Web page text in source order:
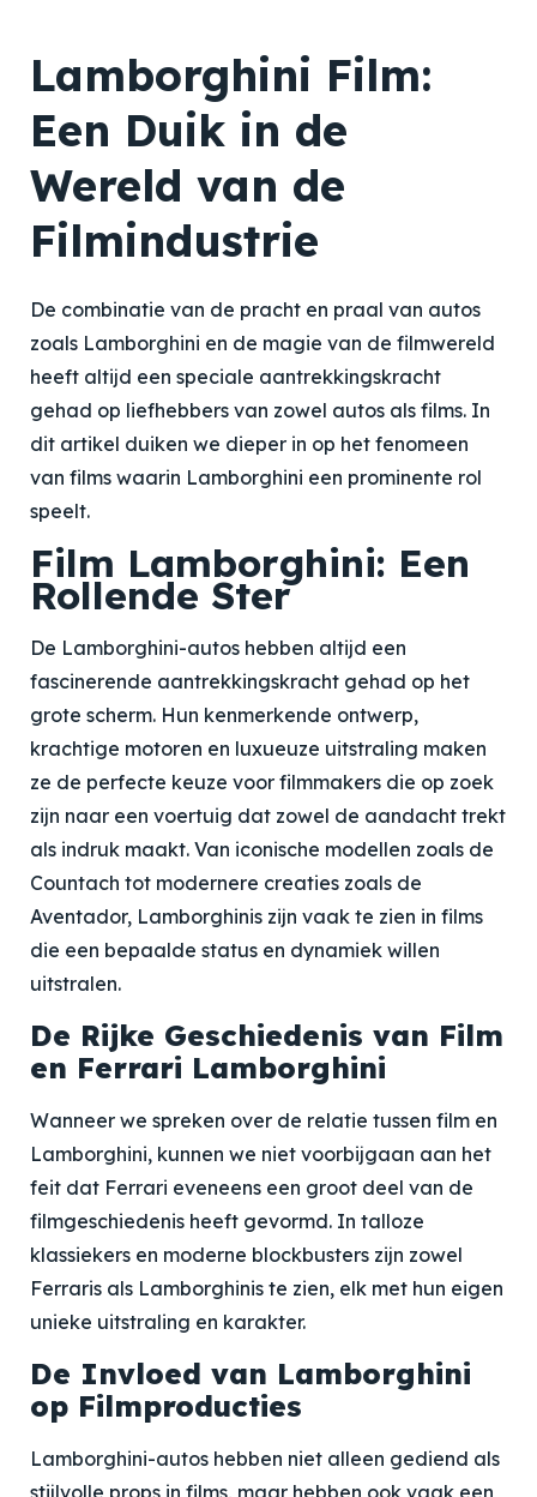
Lamborghini Film:
Een Duik in de
Wereld van de
Filmindustrie
De combinatie van de pracht en praal van autos
zoals Lamborghini en de magie van de filmwereld
heeft altijd een speciale aantrekkingskracht
gehad op liefhebbers van zowel autos als films. In
dit artikel duiken we dieper in op het fenomeen
van films waarin Lamborghini een prominente rol
speelt.
Film Lamborghini: Een
Rollende Ster
De Lamborghini-autos hebben altijd een
fascinerende aantrekkingskracht gehad op het
grote scherm. Hun kenmerkende ontwerp,
krachtige motoren en luxueuze uitstraling maken
ze de perfecte keuze voor filmmakers die op zoek
zijn naar een voertuig dat zowel de aandacht trekt
als indruk maakt. Van iconische modellen zoals de
Countach tot modernere creaties zoals de
Aventador, Lamborghinis zijn vaak te zien in films
die een bepaalde status en dynamiek willen
uitstralen.
De Rijke Geschiedenis van Film
en Ferrari Lamborghini
Wanneer we spreken over de relatie tussen film en
Lamborghini, kunnen we niet voorbijgaan aan het
feit dat Ferrari eveneens een groot deel van de
filmgeschiedenis heeft gevormd. In talloze
klassiekers en moderne blockbusters zijn zowel
Ferraris als Lamborghinis te zien, elk met hun eigen
unieke uitstraling en karakter.
De Invloed van Lamborghini
op Filmproducties
Lamborghini-autos hebben niet alleen gediend als
stijlvolle props in films, maar hebben ook vaak een